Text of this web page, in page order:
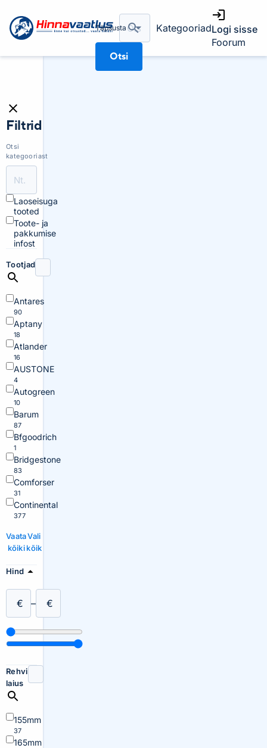
Täpsusta
Otsi
KategooriadLogi sisse
Foorum
Filtrid
Otsi
kategooriast
Laoseisuga
tooted
Toote- ja
pakkumise
infost
Tootjad
Antares
90
Aptany
18
Atlander
16
AUSTONE
4
Autogreen
10
Barum
87
Bfgoodrich
1
Bridgestone
83
Comforser
31
Continental
377
Vaata
kõiki
Vali
kõik
Hind
€ – €
Rehvi
laius
155mm
37
165mm